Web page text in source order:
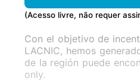
(Acesso livre, não requer
Con el objetivo de
LACNIC, hemos
de la región puede
only.